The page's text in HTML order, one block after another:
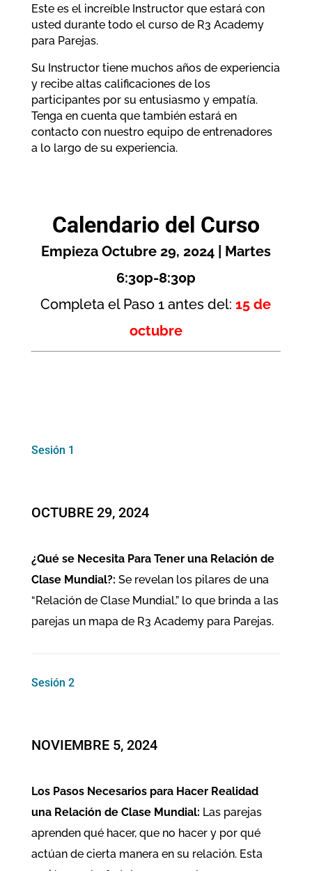
Este es el increíble Instructor que estará con
usted durante todo el curso de R3 Academy
para Parejas.
Su Instructor tiene muchos años de experiencia
y recibe altas calificaciones de los
participantes por su entusiasmo y empatía.
Tenga en cuenta que también estará en
contacto con nuestro equipo de entrenadores
a lo largo de su experiencia.
Calendario del Curso
Empieza Octubre 29, 2024 | Martes
6:30p-8:30p
Completa el Paso 1 antes del:15 de
octubre
Sesión 1
OCTUBRE 29, 2024
¿Qué se Necesita Para Tener una Relación de
Clase Mundial?: Se revelan los pilares de una
“Relación de Clase Mundial,” lo que brinda a las
parejas un mapa de R3 Academy para Parejas.
Sesión 2
​NOVIEMBRE 5, 2024
Los Pasos Necesarios para Hacer Realidad
una Relación de Clase Mundial: Las parejas
aprenden qué hacer, que no hacer y por qué
actúan de cierta manera en su relación. Esta